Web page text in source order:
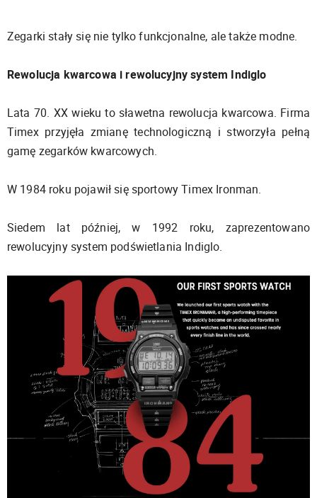
Zegarki stały się nie tylko funkcjonalne, ale także modne.
Rewolucja kwarcowa i rewolucyjny system Indiglo
Lata 70. XX wieku to sławetna rewolucja kwarcowa. Firma
Timex przyjęła zmianę technologiczną i stworzyła pełną
gamę zegarków kwarcowych.
W 1984 roku pojawił się sportowy Timex Ironman.
Siedem lat później, w 1992 roku, zaprezentowano
rewolucyjny system podświetlania Indiglo.